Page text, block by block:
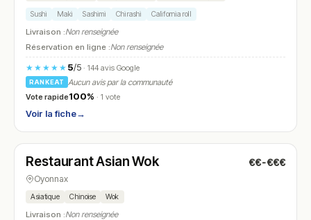
Sushi Maki Sashimi Chirashi California roll
Livraison :Non renseignée
Réservation en ligne :Non renseignée
★★★★★ 5/5· 144 avis Google
RANKEAT
Aucun avis par la communauté
Vote rapide100% · 1 vote
Voir la fiche→
N° 24
Restaurant Asian Wok €€-€€€
Oyonnax
Asiatique Chinoise Wok
Livraison :Non renseignée